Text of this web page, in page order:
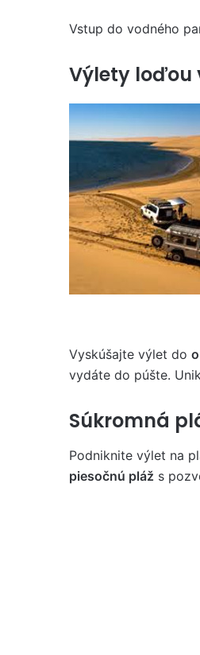
Vstup do vodného
Výlety loďou
Vyskúšajte výlet do
vydáte do púšte.
Súkromná
Podniknite výlet na
piesočnú pláž s